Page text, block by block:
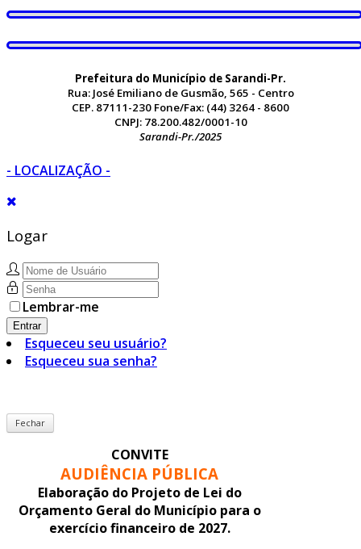
Prefeitura do Município de Sarandi-Pr.
Rua: José Emiliano de Gusmão, 565 - Centro
CEP. 87111-230 Fone/Fax: (44) 3264 - 8600
CNPJ: 78.200.482/0001-10
Sarandi-Pr./2025
- LOCALIZAÇÃO -
Logar
Lembrar-me
Entrar
Esqueceu seu usuário?
Esqueceu sua senha?
Fechar
CONVITE
AUDIÊNCIA PÚBLICA
Elaboração do Projeto de Lei do
Orçamento Geral do Município para o
exercício financeiro de 2027.